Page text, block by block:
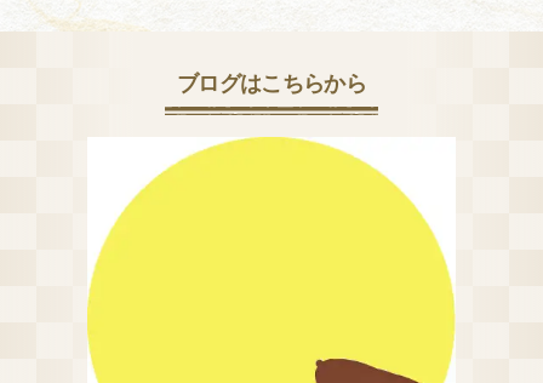
ブログはこちらから